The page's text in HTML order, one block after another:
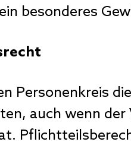
besonderes
Personenkreis
auch wenn